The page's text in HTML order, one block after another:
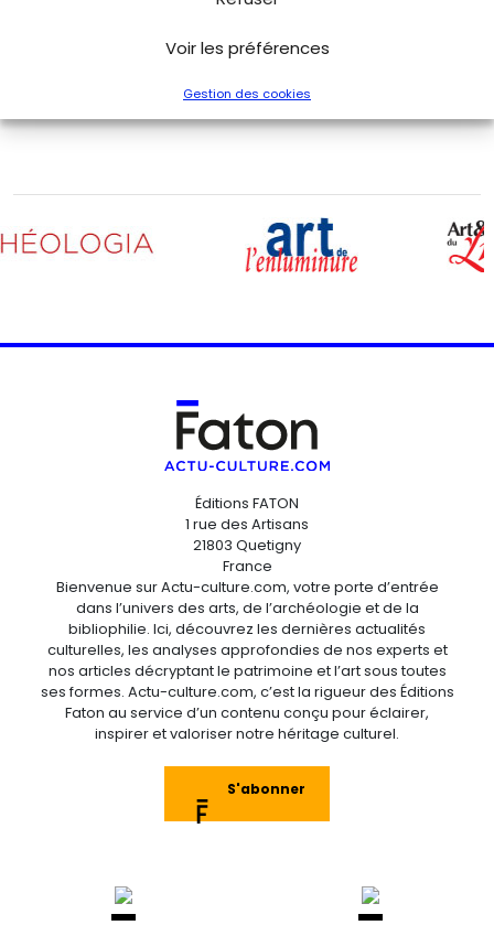
Voir les préférences
Gestion des cookies
des ponts sur les rivières
Éditions FATON
1 rue des Artisans
21803 Quetigny
France
Bienvenue sur Actu-culture.com, votre porte d’entrée
dans l’univers des arts, de l’archéologie et de la
bibliophilie. Ici, découvrez les dernières actualités
culturelles, les analyses approfondies de nos experts et
nos articles décryptant le patrimoine et l’art sous toutes
ses formes. Actu-culture.com, c’est la rigueur des Éditions
Faton au service d’un contenu conçu pour éclairer,
inspirer et valoriser notre héritage culturel.
S'abonner